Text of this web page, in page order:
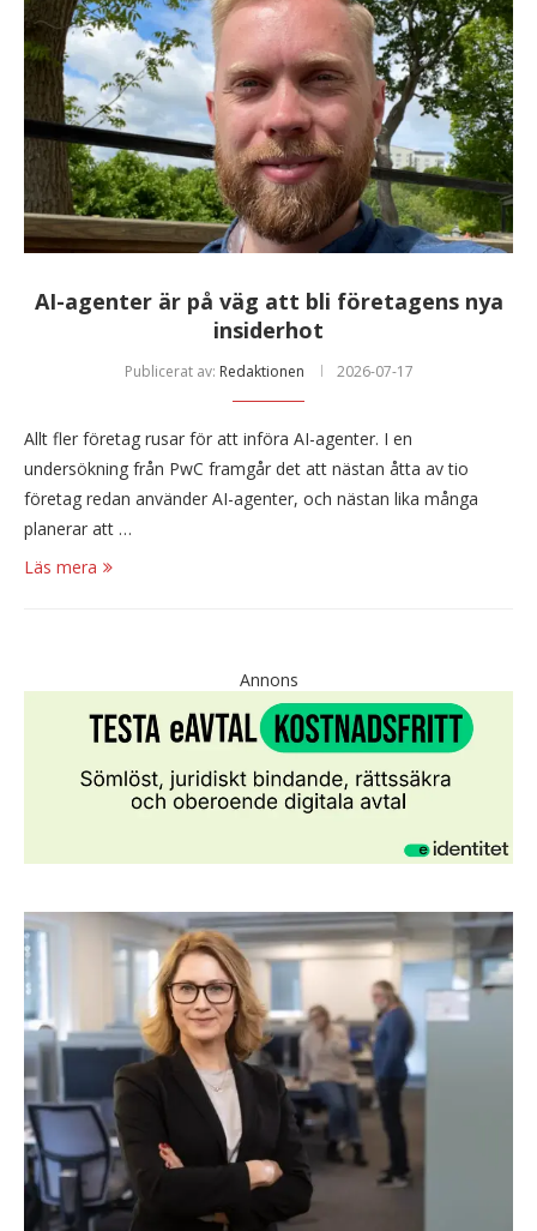
AI-agenter är på väg att bli företagens nya
insiderhot
Publicerat av: Redaktionen 2026-07-17
Allt fler företag rusar för att införa AI-agenter. I en
undersökning från PwC framgår det att nästan åtta av tio
företag redan använder AI-agenter, och nästan lika många
planerar att …
Läs mera
Annons